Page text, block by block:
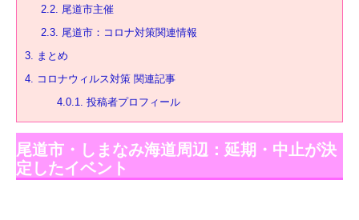
2.2. 尾道市主催
2.3. 尾道市：コロナ対策関連情報
3. まとめ
4. コロナウィルス対策 関連記事
4.0.1. 投稿者プロフィール
尾道市・しまなみ海道周辺：延期・中止が決
定したイベント